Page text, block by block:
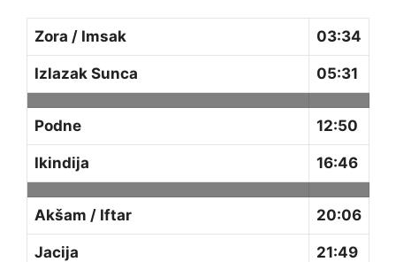
Zora / Imsak 03:34
Izlazak Sunca 05:31
Podne 12:50
Ikindija 16:46
Akšam / Iftar 20:06
Jacija 21:49